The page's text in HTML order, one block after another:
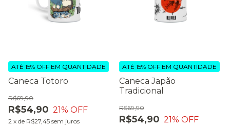
Caneca Totoro
R$54,90
R$69,90
21% OFF
2 x de R$27,45 sem juros
ATÉ 15% OFF EM QUANTIDADE
Caneca Japão
Tradicional
R$54,90
R$69,90
21% OFF
ATÉ 15% OFF EM QUANTIDADE